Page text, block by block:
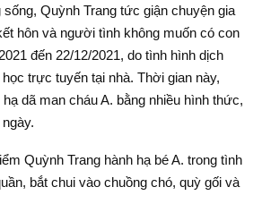
sống, Quỳnh Trang tức giận chuyện gia
hôn và người tình không muốn có con
đến 22/12/2021, do tình hình dịch
trực tuyến tại nhà. Thời gian này,
dã man cháu A. bằng nhiều hình thức,
Quỳnh Trang hành hạ bé A. trong tình
bắt chui vào chuồng chó, quỳ gối và